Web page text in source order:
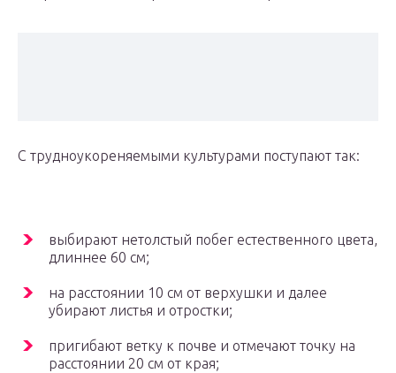
С трудноукореняемыми культурами поступают так:
выбирают нетолстый побег естественного цвета,
длиннее 60 см;
на расстоянии 10 см от верхушки и далее
убирают листья и отростки;
пригибают ветку к почве и отмечают точку на
расстоянии 20 см от края;